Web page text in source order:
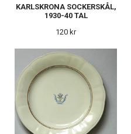
KARLSKRONA SOCKERSKÅL,
1930-40 TAL
120 kr